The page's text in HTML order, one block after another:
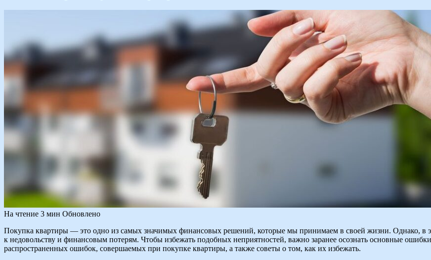
На чтение 3 мин Обновлено
Покупка квартиры — это одно из самых значимых финансовых решений, которые мы принимаем в своей жизни. Однако, в
к недовольству и финансовым потерям. Чтобы избежать подобных неприятностей, важно заранее осознать основные
распространенных ошибок, совершаемых при покупке квартиры, а также советы о том, как их избежать.